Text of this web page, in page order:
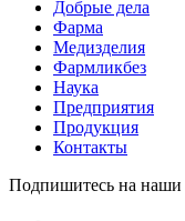
Добрые дела
Фарма
Медизделия
Фармликбез
Наука
Предприятия
Продукция
Контакты
Подпишитесь на наши